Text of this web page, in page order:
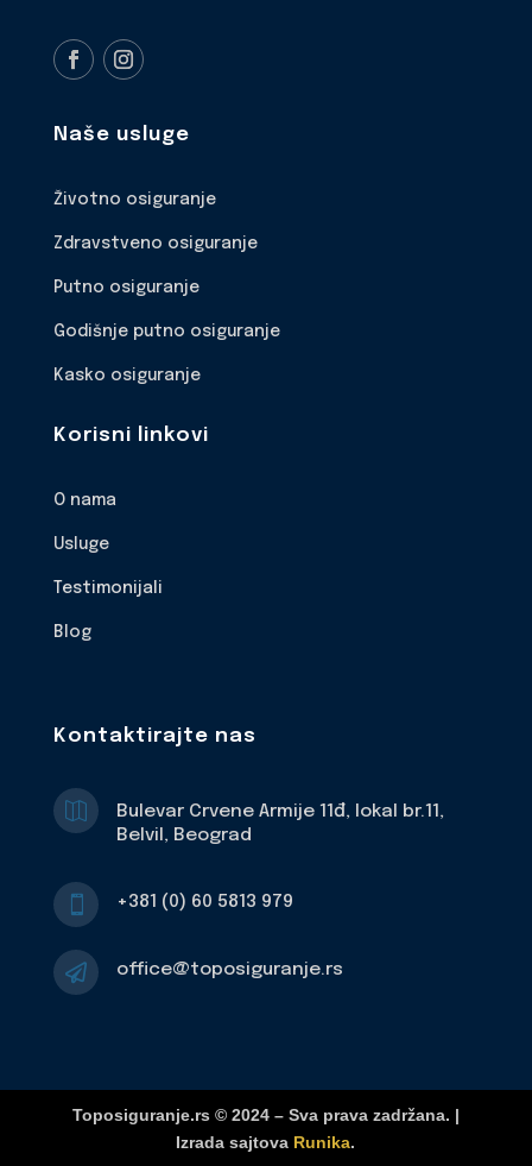
Naše usluge
Životno osiguranje
Zdravstveno osiguranje
Putno osiguranje
Godišnje putno osiguranje
Kasko osiguranje
Korisni linkovi
O nama
Usluge
Testimonijali
Blog
Kontaktirajte nas

Bulevar Crvene Armije 11đ, lokal br.11,
Belvil, Beograd
 +381 (0) 60 5813 979
 office@toposiguranje.rs
Toposiguranje.rs © 2024 – Sva prava zadržana. |
Izrada sajtova Runika.